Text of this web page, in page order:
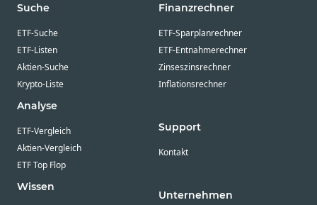
Suche
ETF-Suche
ETF-Listen
Aktien-Suche
Krypto-Liste
Analyse
ETF-Vergleich
Aktien-Vergleich
ETF Top Flop
Wissen
Finanzrechner
ETF-Sparplanrechner
ETF-Entnahmerechner
Zinseszinsrechner
Inflationsrechner
Support
Kontakt
Unternehmen